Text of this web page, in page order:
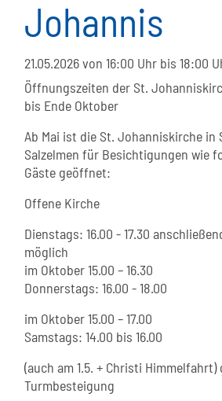
Johannis
21.05.2026von 16:00 Uhr bis 18:00
Öffnungszeiten der St.
bis Ende Oktober
Ab Mai ist die St. Johanniskirche in
Salzelmen für Besichtigungen wie
Gäste geöffnet:
Offene Kirche
Dienstags: 16.00 - 17.30
möglich
im Oktober 15.00 – 16.30
Donnerstags: 16.00 - 18.00
im Oktober 15.00 – 17.00
Samstags: 14.00 bis 16.00
(auch am 1.5. + Christi
Turmbesteigung